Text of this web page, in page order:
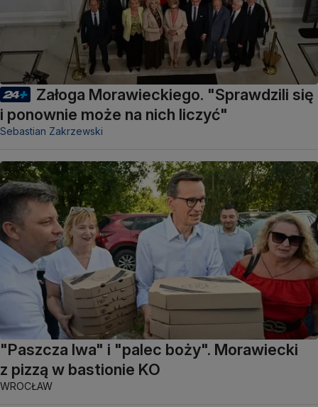
Załoga Morawieckiego. "Sprawdzili się
i ponownie może na nich liczyć"
Sebastian Zakrzewski
"Paszcza lwa" i "palec boży". Morawiecki
z pizzą w bastionie KO
WROCŁAW